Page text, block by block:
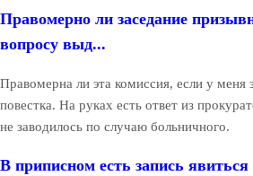
Правомерно ли заседание
вопросу выд...
Правомерна ли эта комиссия, если у меня
повестка. На руках есть ответ из
не заводилось по случаю больничного.
В приписном есть запись